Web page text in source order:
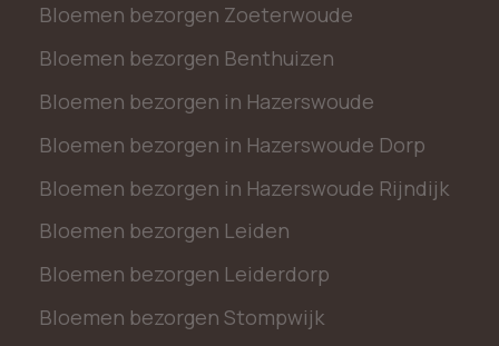
Bloemen bezorgen Zoeterwoude
Bloemen bezorgen Benthuizen
Bloemen bezorgen in Hazerswoude
Bloemen bezorgen in Hazerswoude Dorp
Bloemen bezorgen in Hazerswoude Rijndijk
Bloemen bezorgen Leiden
Bloemen bezorgen Leiderdorp
Bloemen bezorgen Stompwijk